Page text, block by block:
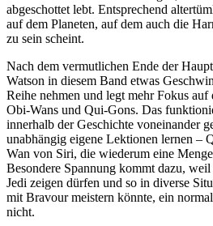
abgeschottet lebt. Entsprechend
auf dem Planeten, auf dem auch die
zu sein scheint.
Nach dem vermutlichen Ende der
Watson in diesem Band etwas
Reihe nehmen und legt mehr Fokus
Obi-Wans und Qui-Gons. Das
innerhalb der Geschichte voneinander
unabhängig eigene Lektionen lernen –
Wan von Siri, die wiederum eine
Besondere Spannung kommt dazu,
Jedi zeigen dürfen und so in diverse
mit Bravour meistern könnte, ein
nicht.